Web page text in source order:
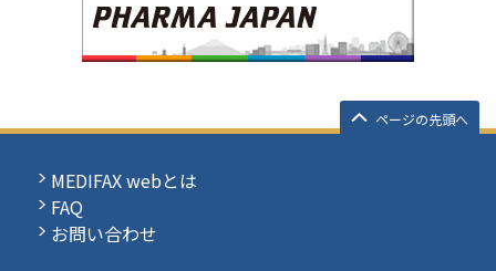
ページの先頭へ
MEDIFAX webとは
FAQ
お問い合わせ